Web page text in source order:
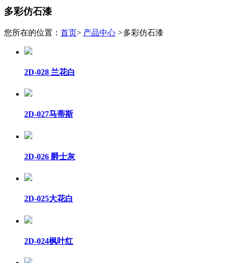
多彩仿石漆
您所在的位置： 首页> 产品中心 >多彩仿石漆
2D-028 兰花白
2D-027马蒂斯
2D-026 爵士灰
2D-025大花白
2D-024枫叶红